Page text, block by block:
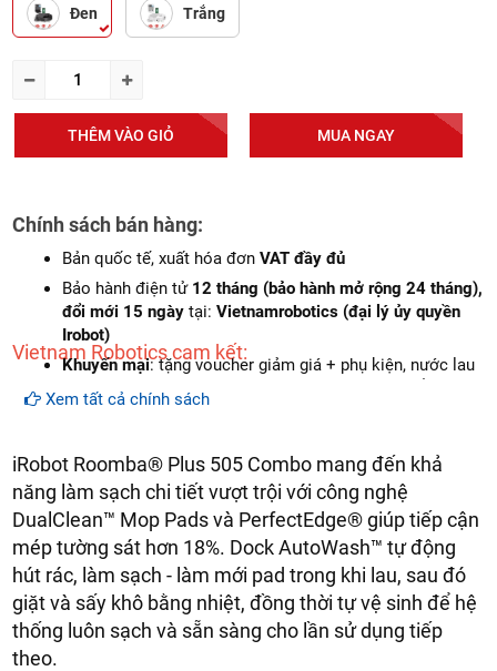
Đen Trắng
Chính sách bán hàng:
Vietnam Robotics cam kết:
Bản quốc tế, xuất hóa đơnVAT đầy đủ
Bảo hành điện tử12 tháng (bảo hành mở rộng 24 tháng),
đổi mới 15 ngày tại:Vietnamrobotics (đại lý ủy quyền
Irobot)
Khuyến mại: tặng voucher giảm giá + phụ kiện, nước lau
sàn chính hãng (tùy theo chương trình tại thời điểm mua
hàng)
Lắp đặt, HDSDtại nhàkhu vực: Hà Nội, Đà Nẵng và
Tp.Hồ Chí Minh
Dịch vụ sau bán hàng: Vietnam robotics cam kết đảm
bảo dịch vụ bảo hành tại nhà, bảo trì định kỳ miễn phí,
cung cấp đầy đủ linh kiện - phụ tùng thay thế chính hàng
(genuine part)giảm giá 30% khi khách hàng mua linh
kiện sửa chữa (khi hết bảo hành).
Giao hàng
trên toàn quốc
Xem tất cả chính sách
THÊM VÀO GIỎ MUA NGAY
iRobot Roomba® Plus 505 Combo mang đến khả
năng làm sạch chi tiết vượt trội với công nghệ
DualClean™ Mop Pads và PerfectEdge® giúp tiếp cận
mép tường sát hơn 18%. Dock AutoWash™ tự động
hút rác, làm sạch - làm mới pad trong khi lau, sau đó
giặt và sấy khô bằng nhiệt, đồng thời tự vệ sinh để hệ
thống luôn sạch và sẵn sàng cho lần sử dụng tiếp
theo.